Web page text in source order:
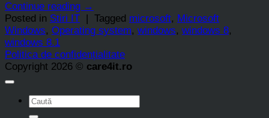
Continue reading →
Posted in Stiri IT | Tagged microsoft, Microsoft
Windows, Operating system, windows, windows 8,
windows 8.1
Politica de confidențialitate
Copyright 2026 © care4it.ro